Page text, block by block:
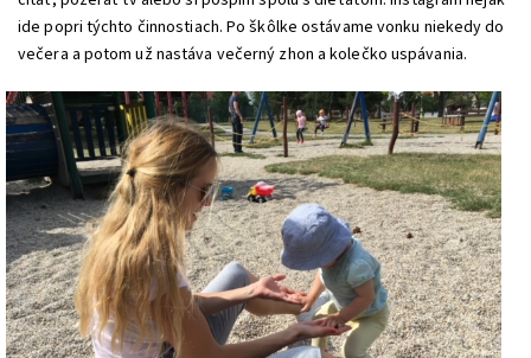
ide popri týchto činnostiach. Po škôlke ostávame vonku niekedy do
večera a potom už nastáva večerný zhon a kolečko uspávania.